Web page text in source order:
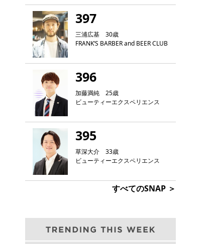
397
三浦広基 30歳
FRANK‘S BARBER and BEER CLUB
396
加藤満純 25歳
ビューティーエクスペリエンス
395
草深大介 33歳
ビューティーエクスペリエンス
すべてのSNAP ＞